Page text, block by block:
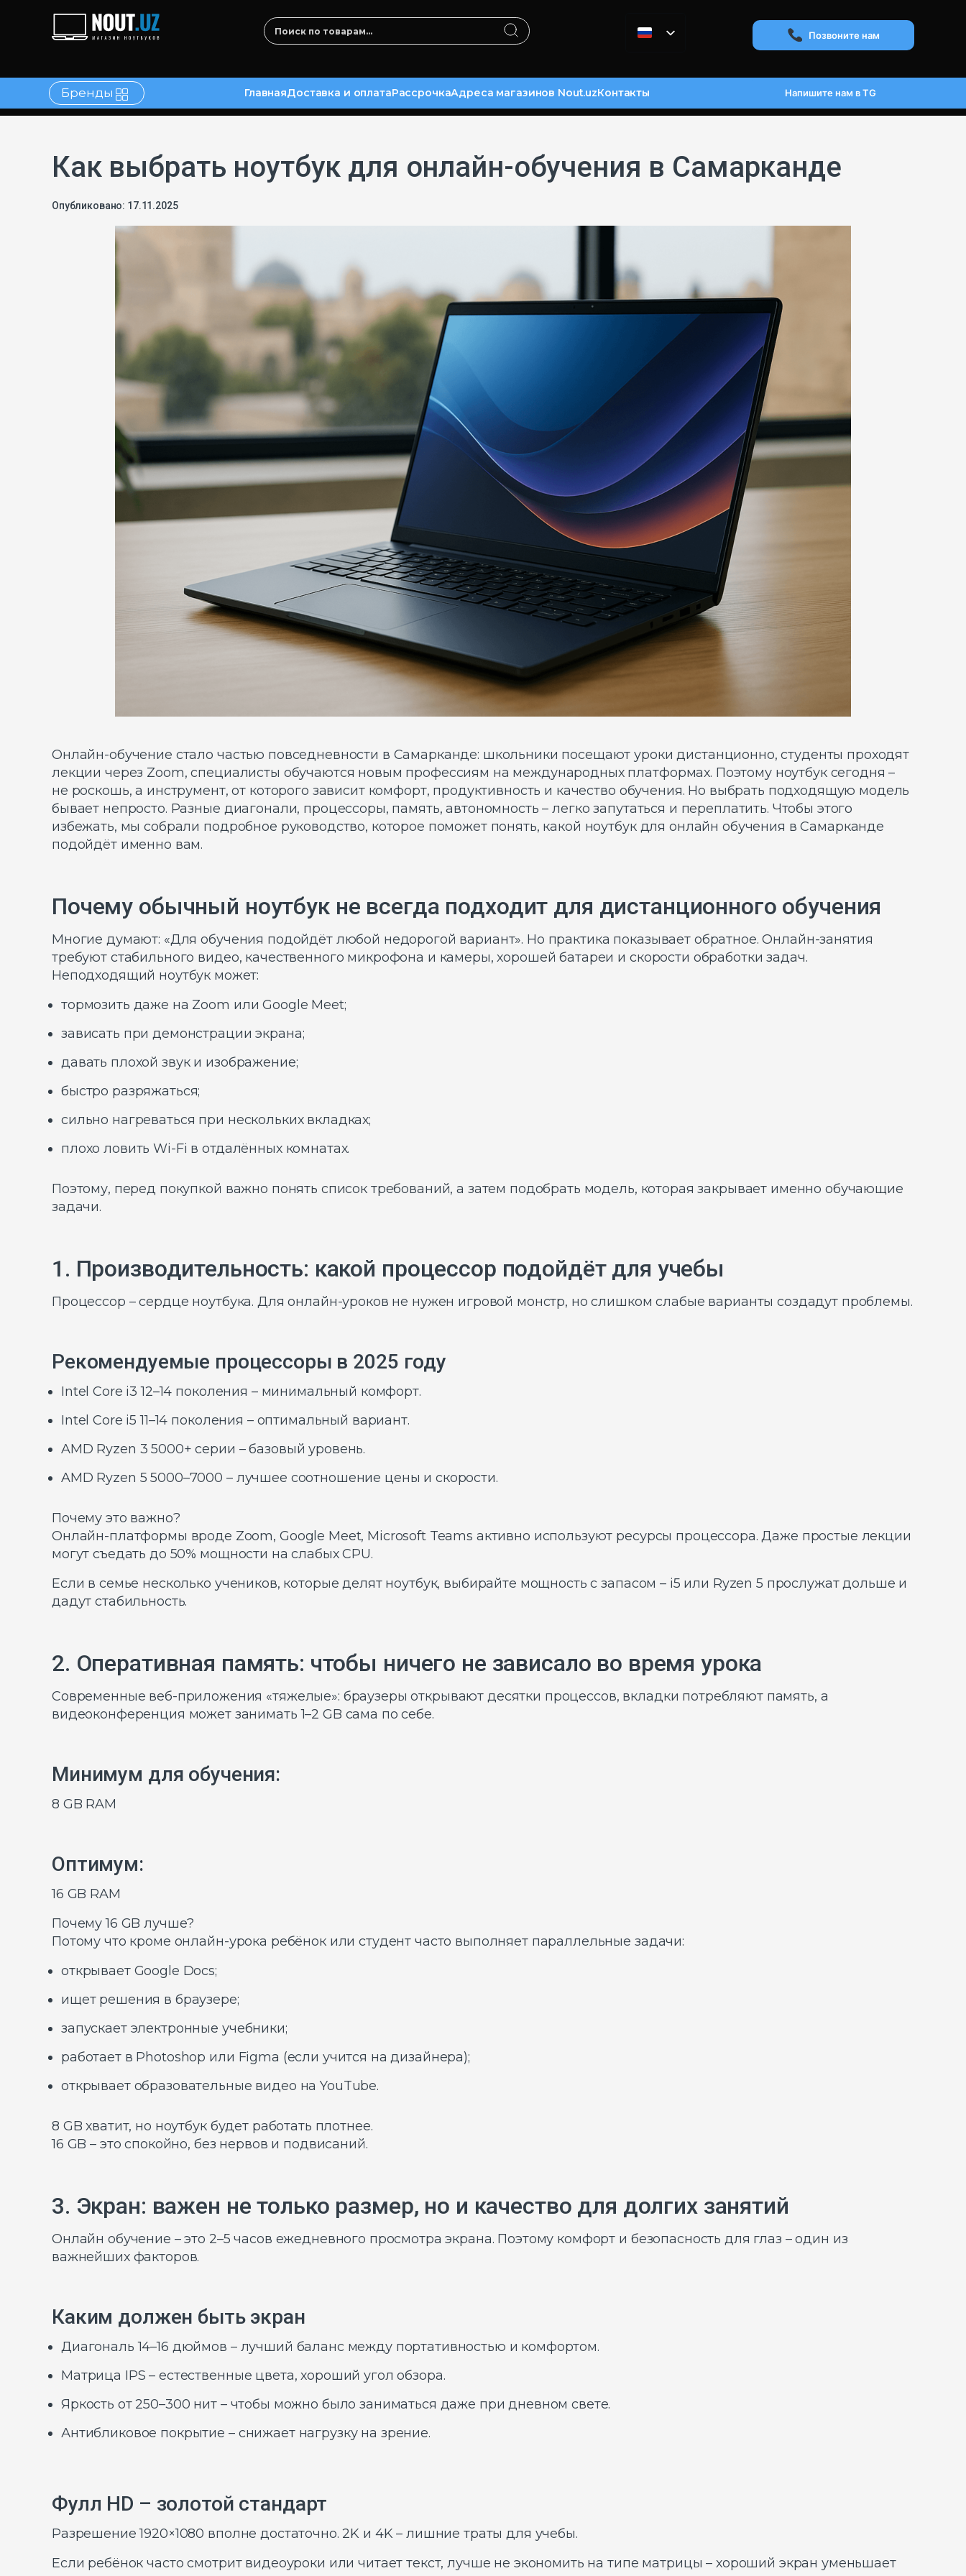
Позвоните нам
Бренды ГлавнаяДоставка и оплатаРассрочкаАдреса магазинов Nout.uzКонтакты Напишите нам в TG
Как выбрать ноутбук для онлайн-обучения в Самарканде
Опубликовано: 17.11.2025
Онлайн-обучение стало частью повседневности в Самарканде: школьники посещают уроки дистанционно, студенты проходят
лекции через Zoom, специалисты обучаются новым профессиям на международных платформах. Поэтому ноутбук сегодня –
не роскошь, а инструмент, от которого зависит комфорт, продуктивность и качество обучения. Но выбрать подходящую модель
бывает непросто. Разные диагонали, процессоры, память, автономность – легко запутаться и переплатить. Чтобы этого
избежать, мы собрали подробное руководство, которое поможет понять, какой ноутбук для онлайн обучения в Самарканде
подойдёт именно вам.
Почему обычный ноутбук не всегда подходит для дистанционного обучения
Многие думают: «Для обучения подойдёт любой недорогой вариант». Но практика показывает обратное. Онлайн-занятия
требуют стабильного видео, качественного микрофона и камеры, хорошей батареи и скорости обработки задач.
Неподходящий ноутбук может:
тормозить даже на Zoom или Google Meet;
зависать при демонстрации экрана;
давать плохой звук и изображение;
быстро разряжаться;
сильно нагреваться при нескольких вкладках;
плохо ловить Wi-Fi в отдалённых комнатах.
Поэтому, перед покупкой важно понять список требований, а затем подобрать модель, которая закрывает именно обучающие
задачи.
1. Производительность: какой процессор подойдёт для учебы
Процессор – сердце ноутбука. Для онлайн-уроков не нужен игровой монстр, но слишком слабые варианты создадут проблемы.
Рекомендуемые процессоры в 2025 году
Intel Core i3 12–14 поколения – минимальный комфорт.
Intel Core i5 11–14 поколения – оптимальный вариант.
AMD Ryzen 3 5000+ серии – базовый уровень.
AMD Ryzen 5 5000–7000 – лучшее соотношение цены и скорости.
Почему это важно?
Онлайн-платформы вроде Zoom, Google Meet, Microsoft Teams активно используют ресурсы процессора. Даже простые лекции
могут съедать до 50% мощности на слабых CPU.
Если в семье несколько учеников, которые делят ноутбук, выбирайте мощность с запасом – i5 или Ryzen 5 прослужат дольше и
дадут стабильность.
2. Оперативная память: чтобы ничего не зависало во время урока
Современные веб-приложения «тяжелые»: браузеры открывают десятки процессов, вкладки потребляют память, а
видеоконференция может занимать 1–2 GB сама по себе.
Минимум для обучения:
8 GB RAM
Оптимум:
16 GB RAM
Почему 16 GB лучше?
Потому что кроме онлайн-урока ребёнок или студент часто выполняет параллельные задачи:
открывает Google Docs;
ищет решения в браузере;
запускает электронные учебники;
работает в Photoshop или Figma (если учится на дизайнера);
открывает образовательные видео на YouTube.
8 GB хватит, но ноутбук будет работать плотнее.
16 GB – это спокойно, без нервов и подвисаний.
3. Экран: важен не только размер, но и качество для долгих занятий
Онлайн обучение – это 2–5 часов ежедневного просмотра экрана. Поэтому комфорт и безопасность для глаз – один из
важнейших факторов.
Каким должен быть экран
Диагональ 14–16 дюймов – лучший баланс между портативностью и комфортом.
Матрица IPS – естественные цвета, хороший угол обзора.
Яркость от 250–300 нит – чтобы можно было заниматься даже при дневном свете.
Антибликовое покрытие – снижает нагрузку на зрение.
Фулл HD – золотой стандарт
Разрешение 1920×1080 вполне достаточно. 2K и 4K – лишние траты для учебы.
Если ребёнок часто смотрит видеоуроки или читает текст, лучше не экономить на типе матрицы – хороший экран уменьшает